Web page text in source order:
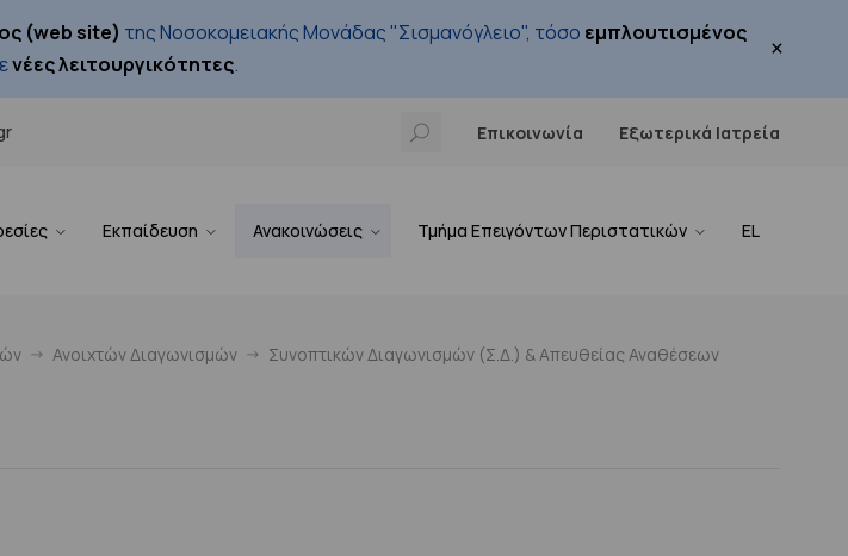
(web site) της Νοσοκομειακής Μονάδας "Σισμανόγλειο", τόσο εμπλουτισμένος
νέες λειτουργικότητες. ×
Επικοινωνία Εξωτερικά Ιατρεία
Εκπαίδευση Ανακοινώσεις Τμήμα Επειγόντων Περιστατικών EL
Ανοιχτών Διαγωνισμών Συνοπτικών Διαγωνισμών (Σ.Δ.) & Απευθείας Αναθέσεων